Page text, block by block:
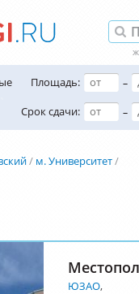
Площадь:
–
Срок сдачи:
–
м. Университет
ЮЗАО,